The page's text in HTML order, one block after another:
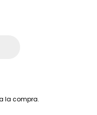
la compra.